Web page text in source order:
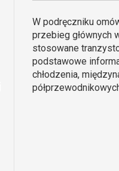
W podręczniku
przebieg głównych
stosowane
podstawowe
chłodzenia,